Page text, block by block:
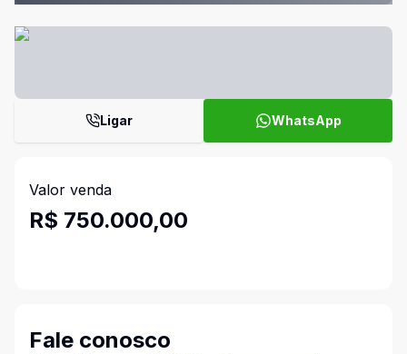
Ligar WhatsApp
Valor venda
R$ 750.000,00
Fale conosco